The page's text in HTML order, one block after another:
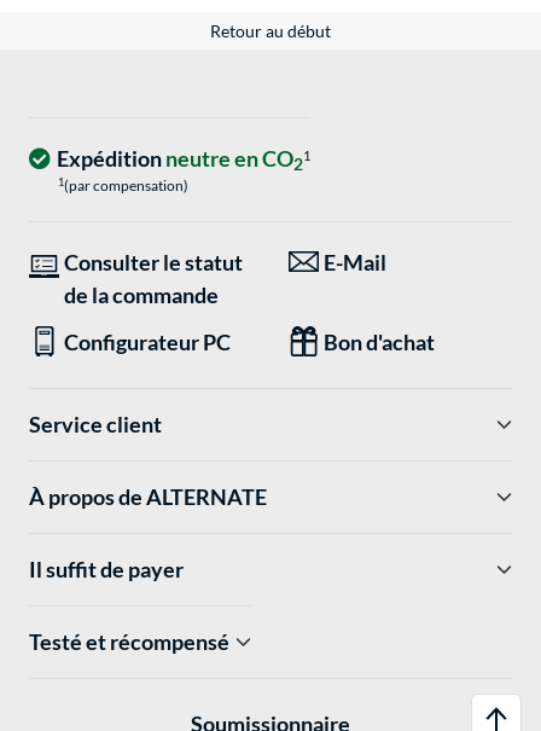
Retour au début
Expéditionneutre en CO21
1(par compensation)
Consulter le statut
de la commande
E-Mail
Configurateur PC Bon d'achat
Service client
À propos de ALTERNATE
Il suffit de payer
Testé et récompensé
Soumissionnaire